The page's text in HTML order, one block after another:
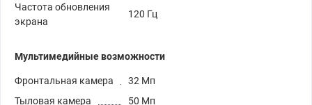
Частота обновления
экрана
120 Гц
Мультимедийные возможности
Фронтальная камера
32 Мп
Тыловая камера
50 Мп